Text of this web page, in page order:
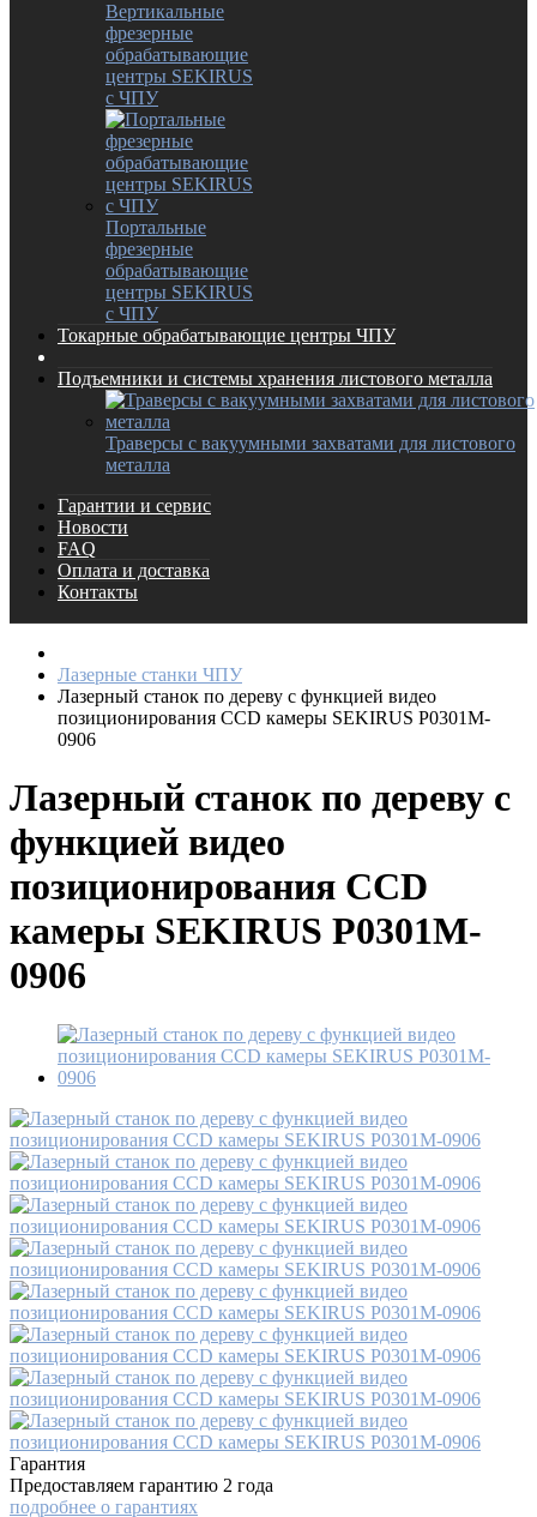
Вертикальные
фрезерные
обрабатывающие
центры SEKIRUS
с ЧПУ
Портальные
фрезерные
обрабатывающие
центры SEKIRUS
с ЧПУ
Токарные обрабатывающие центры ЧПУ
Подъемники и системы хранения листового металла
Траверсы с вакуумными захватами для листового
металла
Гарантии и сервис
Новости
FAQ
Оплата и доставка
Контакты
Лазерные станки ЧПУ
Лазерный станок по дереву с функцией видео
позиционирования CCD камеры SEKIRUS P0301M-
0906
Лазерный станок по дереву с
функцией видео
позиционирования CCD
камеры SEKIRUS P0301M-
0906
Гарантия
Предоставляем гарантию 2 года
подробнее о гарантиях